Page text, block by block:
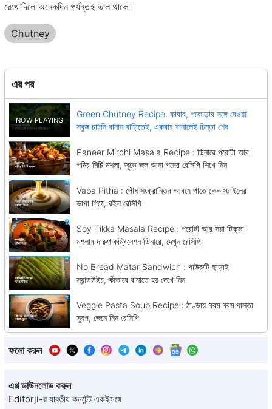
রেখে দিলে অনেকদিন পর্যন্তই ভাল থাকে।
Chutney
এর পর
Green Chutney Recipe: কাবাব, পকোড়ার সঙ্গে দেওয়া
সবুজ চাটনি বানান বাড়িতেই, একবার বানালেই চিন্তা শেষ
Paneer Mirchi Masala Recipe : ডিনারে পরোটা আর
পনির মির্চি মশলা, জুভে জল আনা পদের রেসিপি শিখে নিন
Vapa Pitha : পৌষ সংক্রান্তির আবহে পাতে কেক স্টাইলের
ভাপা পিঠে, রইল রেসিপি
Soy Tikka Masala Recipe : পরোটা আর সয়া টিক্কা
মশলার দারুণ কম্বিনেশন ডিনারে, দেখুন রেসিপি
No Bread Matar Sandwich : পাউরুটি ছাড়াই
স্যান্ডউইচ, কীভাবে বানাতে হয় দেখে নিন
Veggie Pasta Soup Recipe : ঠাণ্ডায় গরম গরম পাস্তা
স্যুপ, জেনে নিন রেসিপি
ফলো করুন
এপ্প ডাউনলোড করুন
Editorji-র যাবতীয় কনটেন্ট একইসঙ্গে